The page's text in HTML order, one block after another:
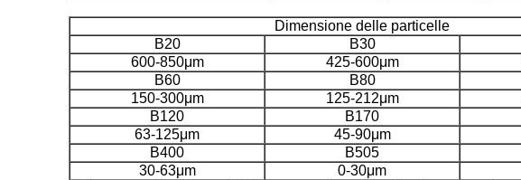
Dimensione delle particelle
B20
B30
600-850μm
425-600μm
B60
B80
150-300μm
125-212μm
B120
B170
63-125μm
45-90μm
B400
B505
30-63μm
0-30μm